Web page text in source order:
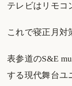
テレビはリモコ
これで寝正月対
表参道のS&E
する現代舞台ユ